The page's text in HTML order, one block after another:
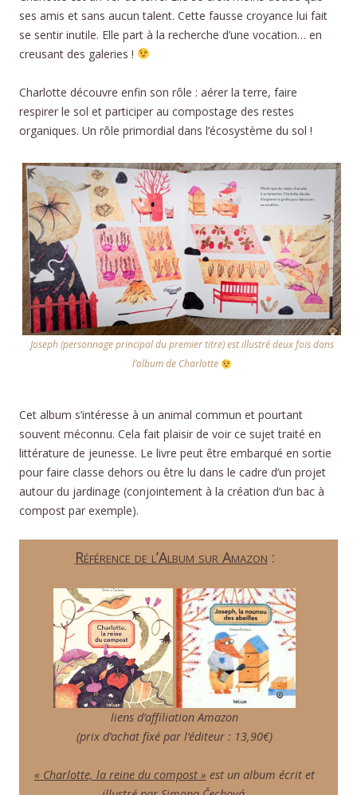
ses amis et sans aucun talent. Cette fausse croyance lui fait
se sentir inutile. Elle part à la recherche d’une vocation… en
creusant des galeries !
Charlotte découvre enfin son rôle : aérer la terre, faire
respirer le sol et participer au compostage des restes
organiques. Un rôle primordial dans l’écosystème du sol !
Joseph (personnage principal du premier titre) est illustré deux fois dans
l’album de Charlotte
Cet album s’intéresse à un animal commun et pourtant
souvent méconnu. Cela fait plaisir de voir ce sujet traité en
littérature de jeunesse. Le livre peut être embarqué en sortie
pour faire classe dehors ou être lu dans le cadre d’un projet
autour du jardinage (conjointement à la création d’un bac à
compost par exemple).
Référence de l’Album sur Amazon :
liens d’affiliation Amazon
(prix d’achat fixé par l’éditeur : 13,90€)
« Charlotte, la reine du compost » est un album écrit et